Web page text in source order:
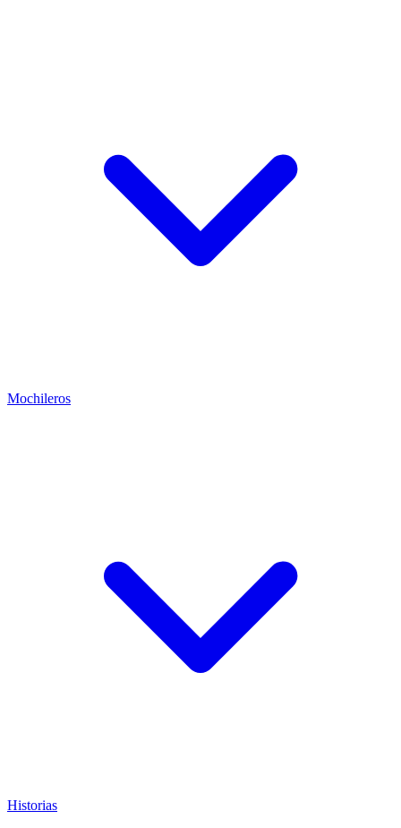
Mochileros
Historias